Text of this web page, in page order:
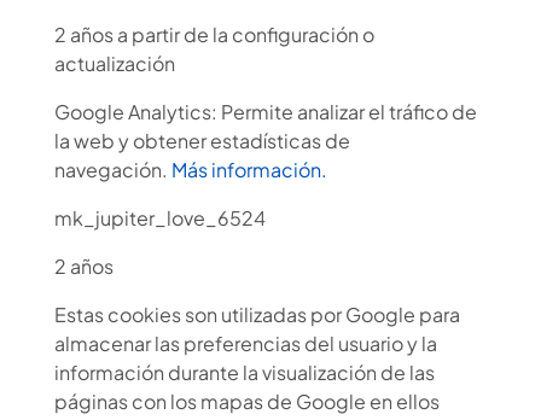
2 años a partir de la configuración o
actualización
Google Analytics: Permite analizar el tráfico de
la web y obtener estadísticas de
navegación. Más información.
mk_jupiter_love_6524
2 años
Estas cookies son utilizadas por Google para
almacenar las preferencias del usuario y la
información durante la visualización de las
páginas con los mapas de Google en ellos